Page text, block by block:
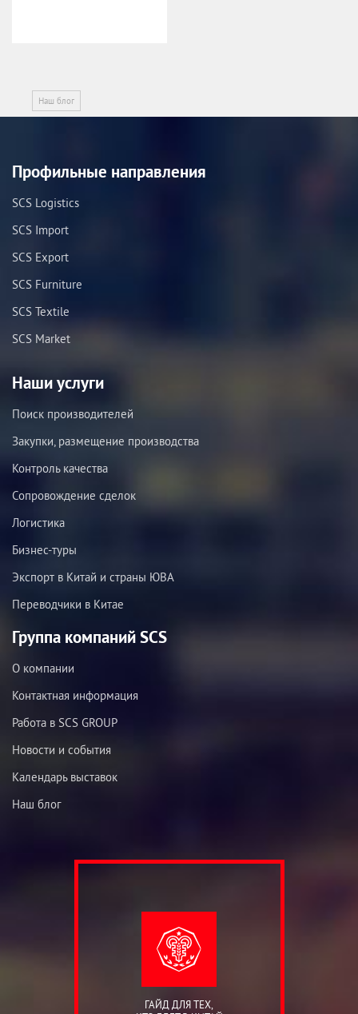
Наш блог
Профильные направления
SCS Logistics
SCS Import
SCS Export
SCS Furniture
SCS Textile
SCS Market
Наши услуги
Поиск производителей
Закупки, размещение производства
Контроль качества
Сопровождение сделок
Логистика
Бизнес-туры
Экспорт в Китай и страны ЮВА
Переводчики в Китае
Группа компаний SCS
О компании
Контактная информация
Работа в SCS GROUP
Новости и события
Календарь выставок
Наш блог
ГАЙД ДЛЯ ТЕХ,